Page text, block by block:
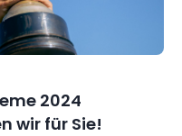
2024
wir für Sie!